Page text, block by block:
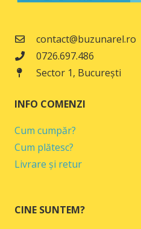
contact@buzunarel.ro
0726.697.486
Sector 1, București
INFO COMENZI
Cum cumpăr?
Cum plătesc?
Livrare și retur
CINE SUNTEM?